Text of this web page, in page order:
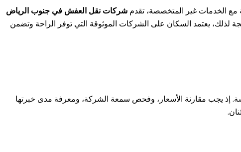
مع الخدمات غير المتخصصة، تقدم شركات نقل العفش في جنوب الرياض
لذلك، يعتمد السكان على الشركات الموثوقة التي توفر الراحة وتضمن
إذ يجب مقارنة الأسعار، وفحص سمعة الشركة، ومعرفة مدى خبرتها